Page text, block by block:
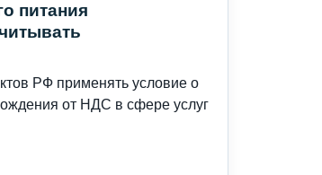
питания
РФ применять условие о
от НДС в сфере услуг